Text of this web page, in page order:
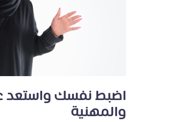
اضبط نفسك واستعد
والمهنية